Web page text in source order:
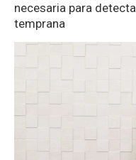
necesaria para
temprana